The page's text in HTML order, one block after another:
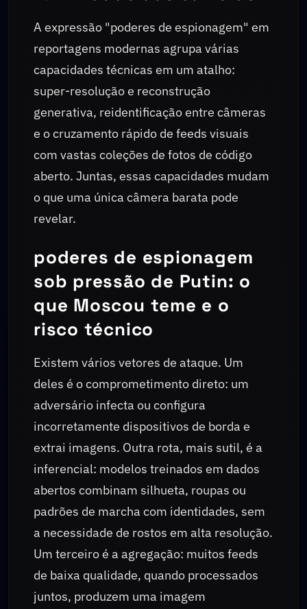
A expressão "poderes de espionagem" em
reportagens modernas agrupa várias
capacidades técnicas em um atalho:
super-resolução e reconstrução
generativa, reidentificação entre câmeras
e o cruzamento rápido de feeds visuais
com vastas coleções de fotos de código
aberto. Juntas, essas capacidades mudam
o que uma única câmera barata pode
revelar.
poderes de espionagem
sob pressão de Putin: o
que Moscou teme e o
risco técnico
Existem vários vetores de ataque. Um
deles é o comprometimento direto: um
adversário infecta ou configura
incorretamente dispositivos de borda e
extrai imagens. Outra rota, mais sutil, é a
inferencial: modelos treinados em dados
abertos combinam silhueta, roupas ou
padrões de marcha com identidades, sem
a necessidade de rostos em alta resolução.
Um terceiro é a agregação: muitos feeds
de baixa qualidade, quando processados
juntos, produzem uma imagem